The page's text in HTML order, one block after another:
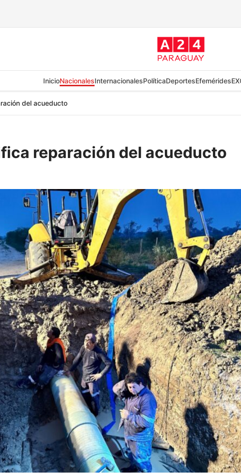
InicioNacionalesInternacionalesPolíticaDeportesEfemérides
del acueducto
reparación del acueducto